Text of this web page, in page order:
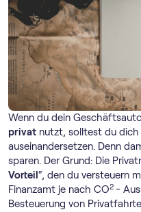
Wenn du dein
privat nutzt, solltest du
auseinandersetzen. Denn
sparen. Der Grund: Die
Vorteil “, den du versteuern
Finanzamt je nach CO2 -
Besteuerung von